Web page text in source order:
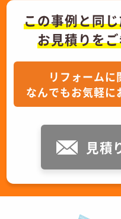
この事例と同
お見積りを
リフォームに
なんでもお気軽に
見積